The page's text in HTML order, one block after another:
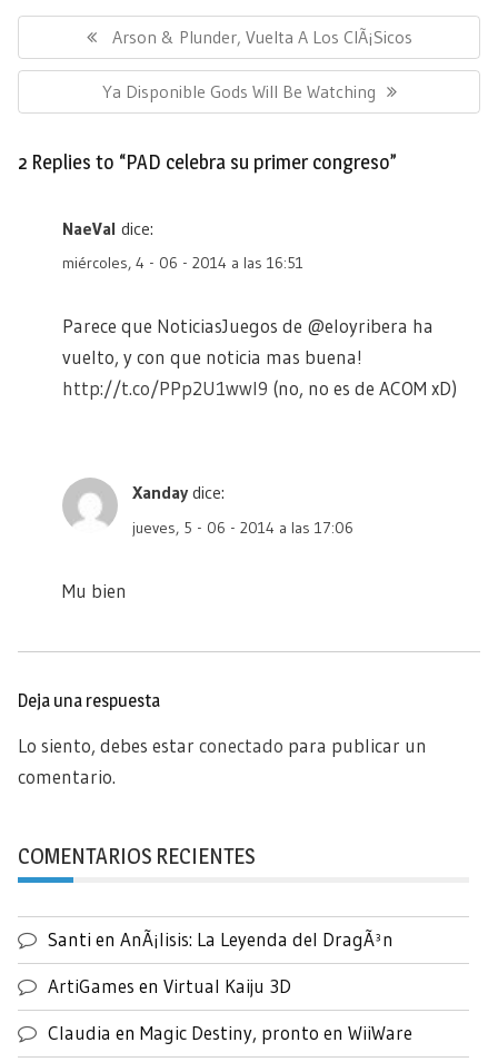
entradas
Previous
Post:
Arson & Plunder, Vuelta A Los ClÃ¡sicos
Next
Post:
Ya Disponible Gods Will Be Watching
2 Replies to “PAD celebra su primer congreso”
NaeVal dice:
miércoles, 4 - 06 - 2014 a las 16:51
Parece que NoticiasJuegos de @eloyribera ha
vuelto, y con que noticia mas buena!
http://t.co/PPp2U1wwI9 (no, no es de ACOM xD)
Xanday dice:
jueves, 5 - 06 - 2014 a las 17:06
Mu bien
Deja una respuesta
Lo siento, debes estar conectado para publicar un
comentario.
COMENTARIOS RECIENTES
Santi en AnÃ¡lisis: La Leyenda del DragÃ³n
ArtiGames en Virtual Kaiju 3D
Claudia en Magic Destiny, pronto en WiiWare